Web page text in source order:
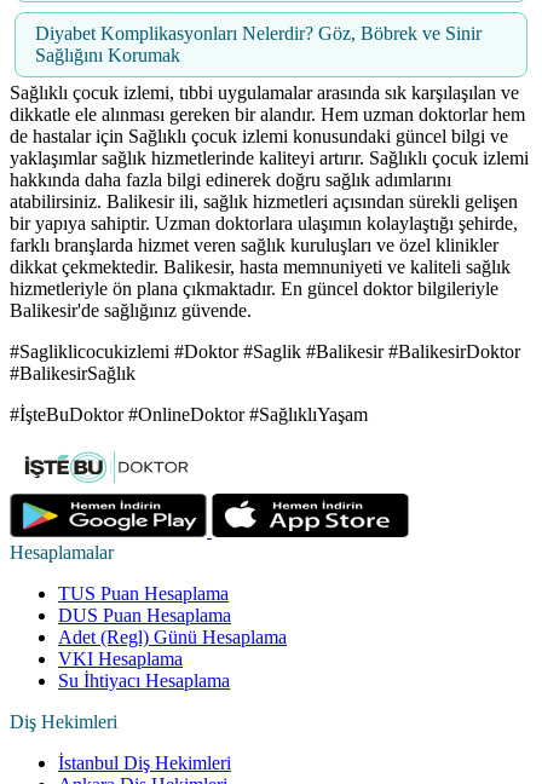
Diyabet Komplikasyonları Nelerdir? Göz, Böbrek ve Sinir
Sağlığını Korumak
Sağlıklı çocuk izlemi, tıbbi uygulamalar arasında sık karşılaşılan ve
dikkatle ele alınması gereken bir alandır. Hem uzman doktorlar hem
de hastalar için Sağlıklı çocuk izlemi konusundaki güncel bilgi ve
yaklaşımlar sağlık hizmetlerinde kaliteyi artırır. Sağlıklı çocuk izlemi
hakkında daha fazla bilgi edinerek doğru sağlık adımlarını
atabilirsiniz. Balikesir ili, sağlık hizmetleri açısından sürekli gelişen
bir yapıya sahiptir. Uzman doktorlara ulaşımın kolaylaştığı şehirde,
farklı branşlarda hizmet veren sağlık kuruluşları ve özel klinikler
dikkat çekmektedir. Balikesir, hasta memnuniyeti ve kaliteli sağlık
hizmetleriyle ön plana çıkmaktadır. En güncel doktor bilgileriyle
Balikesir'de sağlığınız güvende.
#Sagliklicocukizlemi #Doktor #Saglik #Balikesir #BalikesirDoktor
#BalikesirSağlık
#İşteBuDoktor #OnlineDoktor #SağlıklıYaşam
Hesaplamalar
TUS Puan Hesaplama
DUS Puan Hesaplama
Adet (Regl) Günü Hesaplama
VKI Hesaplama
Su İhtiyacı Hesaplama
Diş Hekimleri
İstanbul Diş Hekimleri